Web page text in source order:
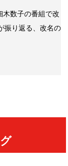
木数子の番組で改
振り返る、改名の